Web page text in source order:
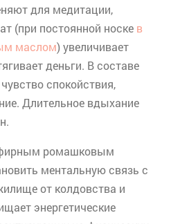
для медитации,
(при постоянной носке в
маслом) увеличивает
деньги. В составе
спокойствия,
Длительное вдыхание
ромашковым
ментальную связь с
от колдовства и
энергетические